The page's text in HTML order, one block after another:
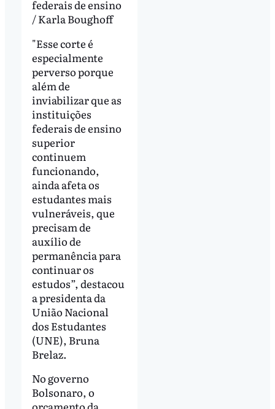
federais de ensino
/ Karla Boughoff
"Esse corte é
especialmente
perverso porque
além de
inviabilizar que as
instituições
federais de ensino
superior
continuem
funcionando,
ainda afeta os
estudantes mais
vulneráveis, que
precisam de
auxílio de
permanência para
continuar os
estudos”, destacou
a presidenta da
União Nacional
dos Estudantes
(UNE), Bruna
Brelaz.
No governo
Bolsonaro, o